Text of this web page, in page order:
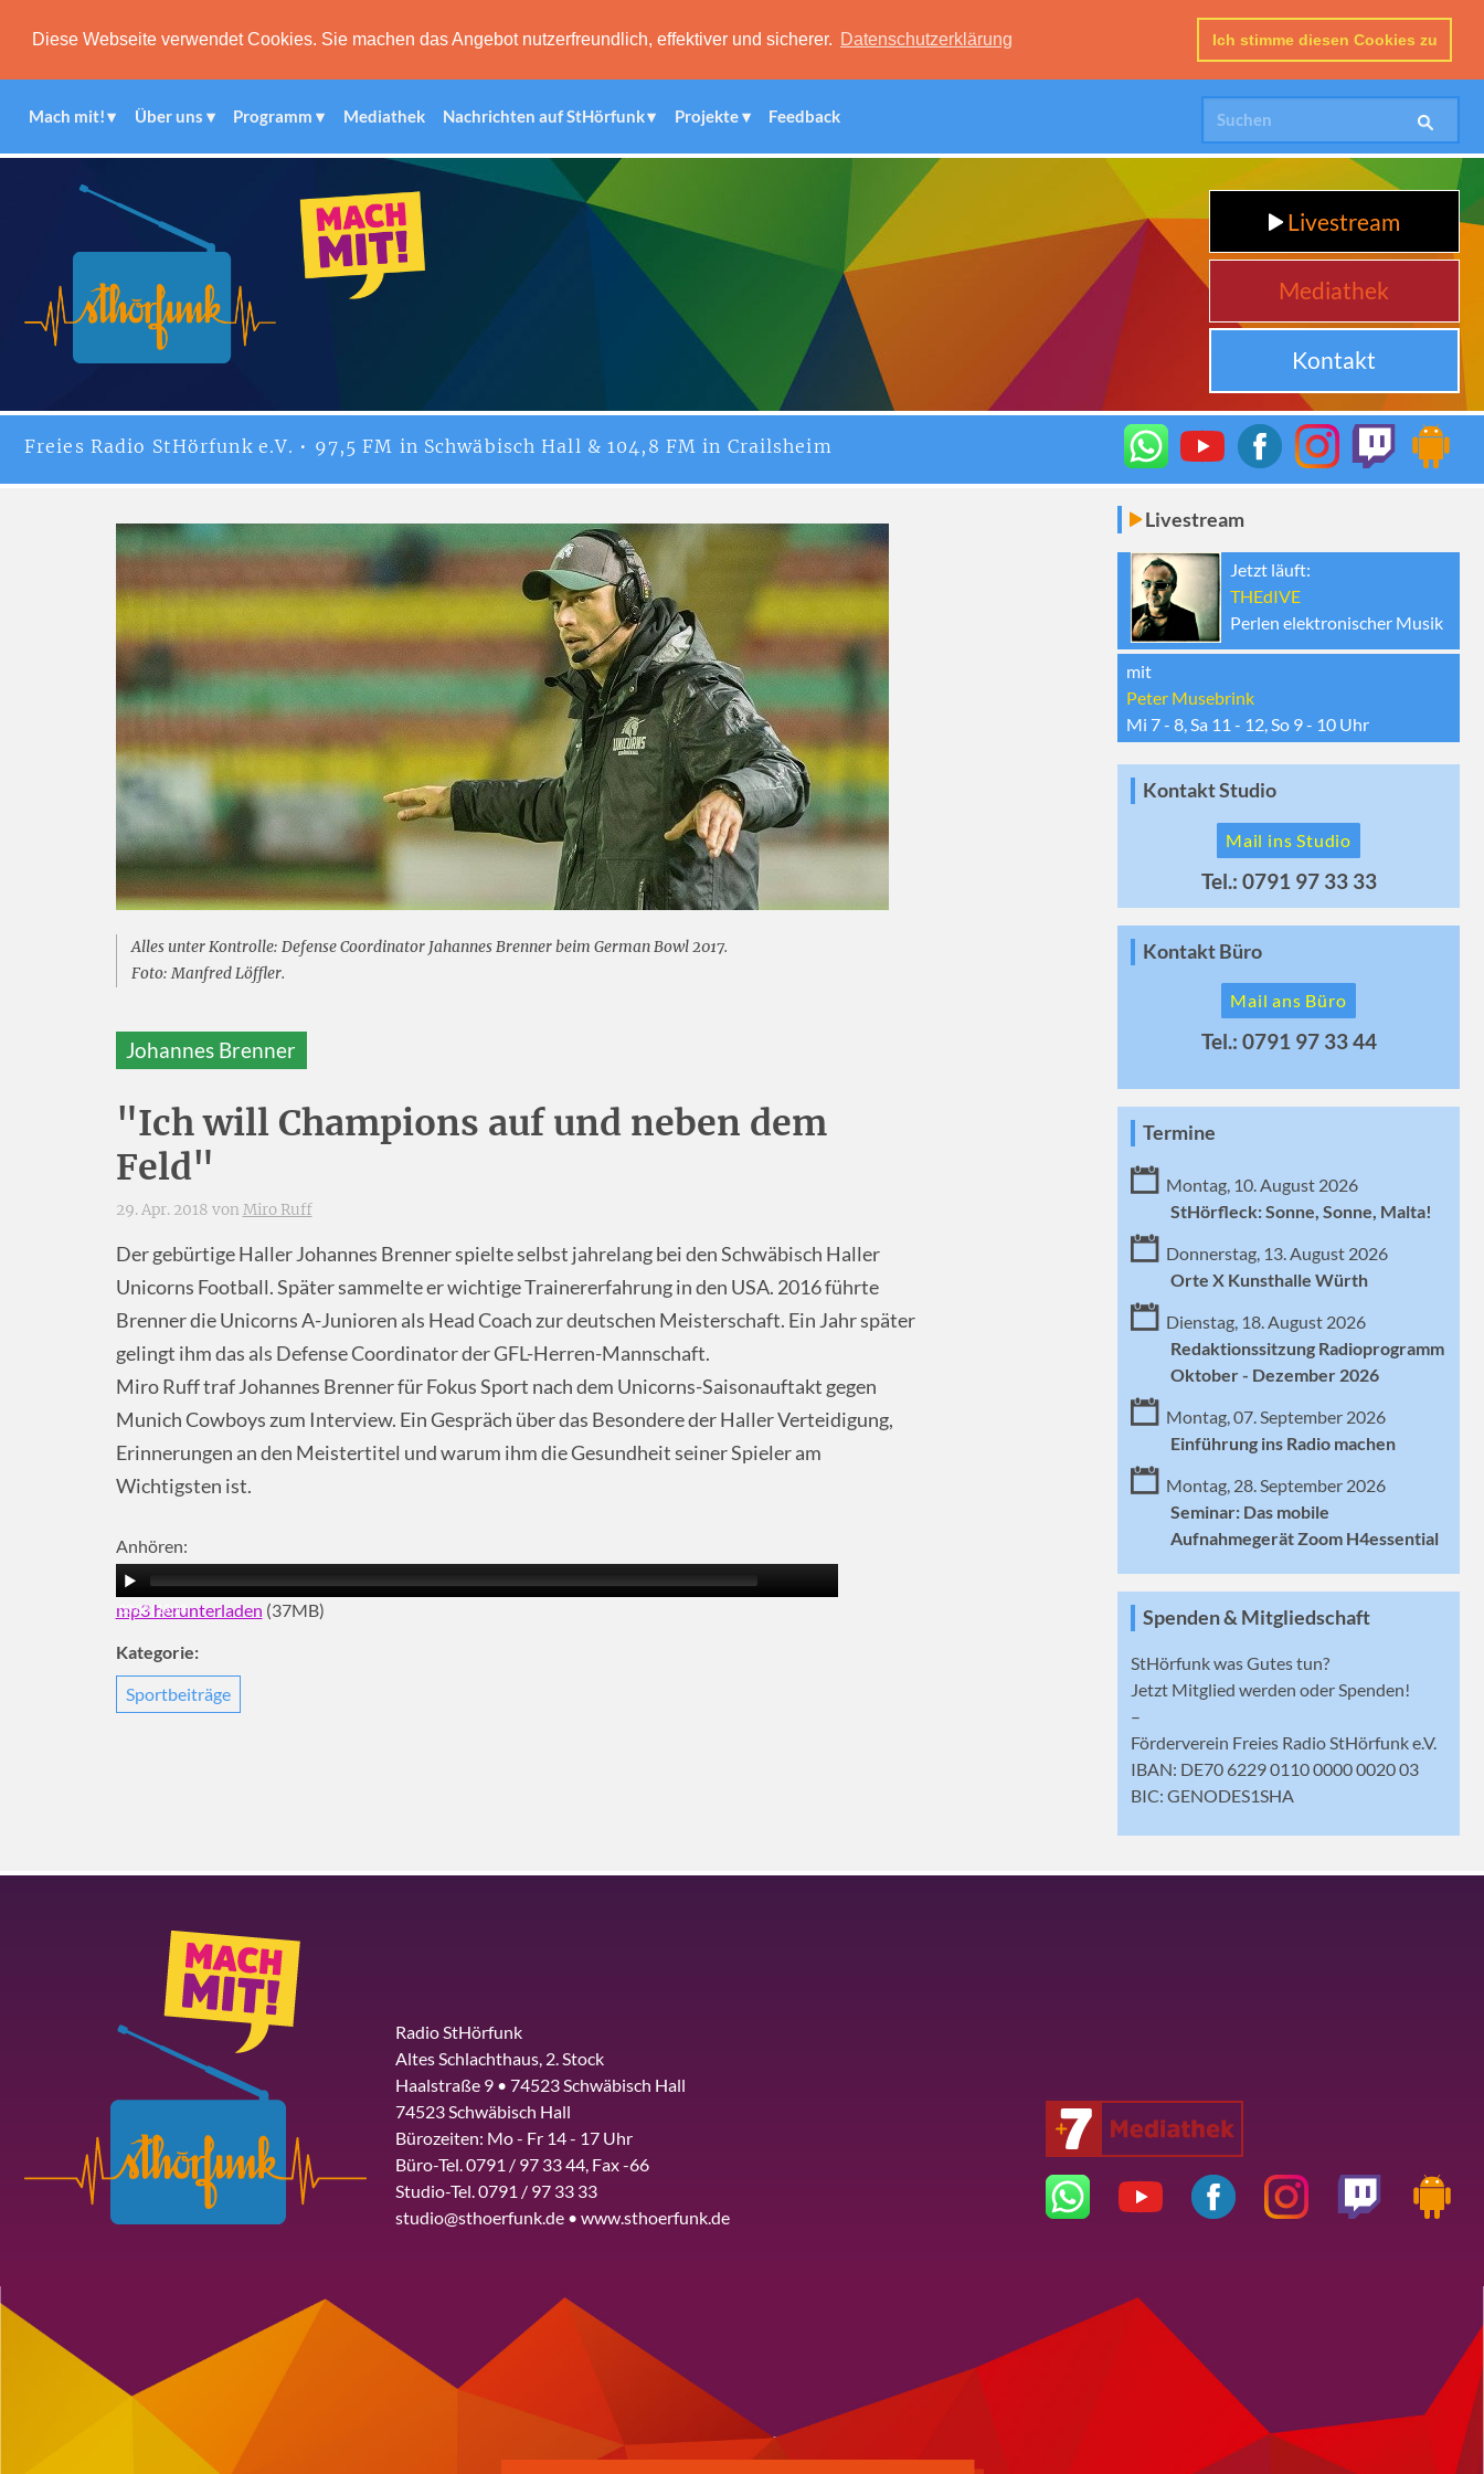
Diese Webseite verwendet Cookies. Sie machen das Angebot nutzerfreundlich, effektiver und sicherer. Datenschutzerklärung Ich stimme diesen Cookies zu
Mach mit! Über uns Programm Mediathek Nachrichten auf StHörfunk Projekte Feedback
Livestream
Mediathek
Kontakt
Freies Radio StHörfunke.V. • 97,5 FM in Schwäbisch Hall & 104,8 FM in Crailsheim
Alles unter Kontrolle: Defense Coordinator Jahannes Brenner beim German Bowl 2017.
Foto: Manfred Löffler.
Johannes Brenner
"Ich will Champions auf und neben dem
Feld"
29. Apr. 2018 von Miro Ruff
Der gebürtige Haller Johannes Brenner spielte selbst jahrelang bei den Schwäbisch Haller
Unicorns Football. Später sammelte er wichtige Trainererfahrung in den USA. 2016 führte
Brenner die Unicorns A-Junioren als Head Coach zur deutschen Meisterschaft. Ein Jahr später
gelingt ihm das als Defense Coordinator der GFL-Herren-Mannschaft.
Miro Ruff traf Johannes Brenner für Fokus Sport nach dem Unicorns-Saisonauftakt gegen
Munich Cowboys zum Interview. Ein Gespräch über das Besondere der Haller Verteidigung,
Erinnerungen an den Meistertitel und warum ihm die Gesundheit seiner Spieler am
Wichtigsten ist.
Anhören:
00:00 16:18
mp3 herunterladen (37MB)
Kategorie:
Sportbeiträge
Livestream
Jetzt läuft:
THEdIVE
Perlen elektronischer Musik
mit
Peter Musebrink
Mi 7 - 8, Sa 11 - 12, So 9 - 10 Uhr
Kontakt Studio
Mail ins Studio
Tel.: 0791 97 33 33
Kontakt Büro
Mail ans Büro
Tel.: 0791 97 33 44
Termine
Montag, 10. August 2026
StHörfleck: Sonne, Sonne, Malta!
Donnerstag, 13. August 2026
Orte X Kunsthalle Würth
Dienstag, 18. August 2026
Redaktionssitzung Radioprogramm
Oktober - Dezember 2026
Montag, 07. September 2026
Einführung ins Radio machen
Montag, 28. September 2026
Seminar: Das mobile
Aufnahmegerät Zoom H4essential
Spenden & Mitgliedschaft
StHörfunk was Gutes tun?
Jetzt Mitglied werden oder Spenden!
–
Förderverein Freies Radio StHörfunk e.V.
IBAN: DE70 6229 0110 0000 0020 03
BIC: GENODES1SHA
Radio StHörfunk
Altes Schlachthaus, 2. Stock
Haalstraße 9 • 74523 Schwäbisch Hall
74523 Schwäbisch Hall
Bürozeiten: Mo - Fr 14 - 17 Uhr
Büro-Tel. 0791 / 97 33 44, Fax -66
Studio-Tel. 0791 / 97 33 33
studio@sthoerfunk.de • www.sthoerfunk.de